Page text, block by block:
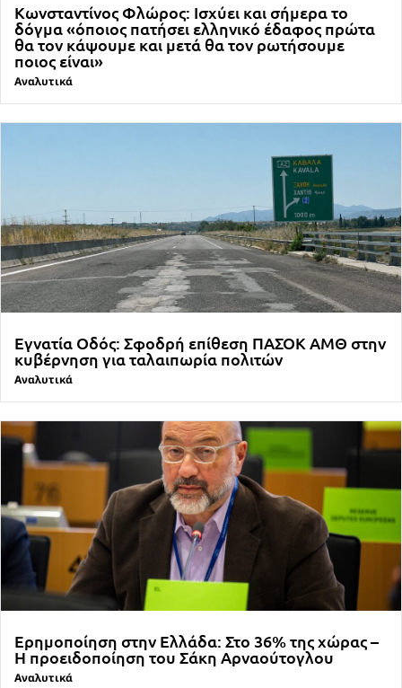
Κωνσταντίνος Φλώρος: Ισχύει και σήμερα το
δόγμα «όποιος πατήσει ελληνικό έδαφος πρώτα
θα τον κάψουμε και μετά θα τον ρωτήσουμε
ποιος είναι»
Αναλυτικά
Εγνατία Οδός: Σφοδρή επίθεση ΠΑΣΟΚ ΑΜΘ στην
κυβέρνηση για ταλαιπωρία πολιτών
Αναλυτικά
Ερημοποίηση στην Ελλάδα: Στο 36% της χώρας –
Η προειδοποίηση του Σάκη Αρναούτογλου
Αναλυτικά